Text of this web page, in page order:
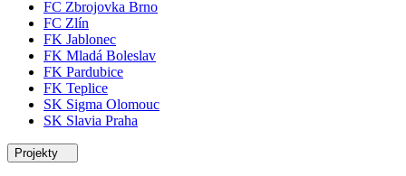
FC Zbrojovka Brno
FC Zlín
FK Jablonec
FK Mladá Boleslav
FK Pardubice
FK Teplice
SK Sigma Olomouc
SK Slavia Praha
Projekty